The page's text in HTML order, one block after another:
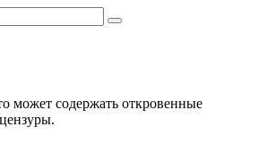
может содержать откровенные